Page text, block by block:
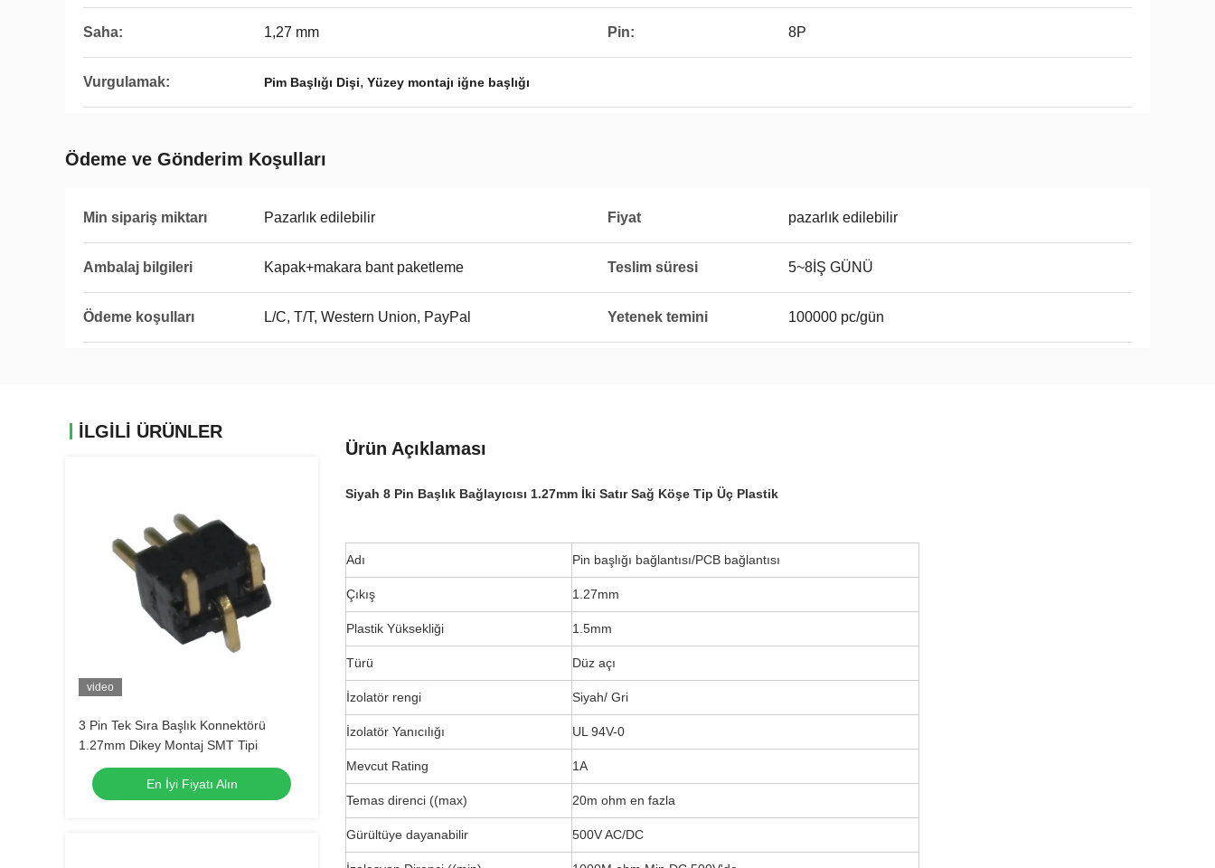
Saha: 1,27 mm Pin: 8P
Vurgulamak: Pim Başlığı Dişi, Yüzey montajı iğne başlığı
Ödeme ve Gönderim Koşulları
Min sipariş miktarı Pazarlık edilebilir Fiyat pazarlık edilebilir
Ambalaj bilgileri Kapak+makara bant paketleme Teslim süresi 5~8İŞ GÜNÜ
Ödeme koşulları L/C, T/T, Western Union, PayPal Yetenek temini 100000 pc/gün
ILGILI ÜRÜNLER
video
3 Pin Tek Sıra Başlık Konnektörü
1.27mm Dikey Montaj SMT Tipi
En İyi Fiyatı Alın
Ürün Açıklaması
Siyah 8 Pin Başlık Bağlayıcısı 1.27mm İki Satır Sağ Köşe Tip Üç Plastik
Adı Pin başlığı bağlantısı/PCB bağlantısı
Çıkış 1.27mm
Plastik Yüksekliği 1.5mm
Türü Düz açı
İzolatör rengi Siyah/ Gri
İzolatör Yanıcılığı UL 94V-0
Mevcut Rating 1A
Temas direnci ((max) 20m ohm en fazla
Gürültüye dayanabilir 500V AC/DC